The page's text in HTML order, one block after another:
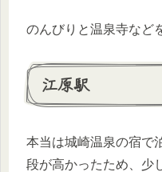
のんびりと温泉寺など
江原駅
本当は城崎温泉の宿で
段が高かったため、少